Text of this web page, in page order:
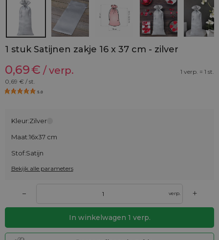
1 stuk Satijnen zakje 16 x 37 cm - zilver
0,69€ / verp.
1 verp. = 1 st.
0,69 € / st.
5.0
Kleur:Zilver
Maat:16x37 cm
Stof:Satijn
Bekijk alle parameters
– verp. +
In winkelwagen 1 verp.